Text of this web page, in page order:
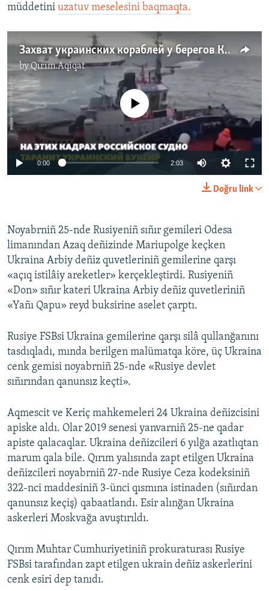
müddetini uzatuv meselesini baqmaqta.
Захват украинских кораблей у берегов Крыма. Как это было (видео)
byQırım.Aqiqat
No media source currently available
0:00 2:03
Doğru link
Noyabrniñ 25-nde Rusiyeniñ sıñır gemileri Odesa
limanından Azaq deñizinde Mariupolge keçken
Ukraina Arbiy deñiz quvetleriniñ gemilerine qarşı
«açıq istilâiy areketler» kerçekleştirdi. Rusiyeniñ
«Don» sıñır kateri Ukraina Arbiy deñiz quvetleriniñ
«Yañı Qapu» reyd buksirine aselet çarptı.
Rusiye FSBsi Ukraina gemilerine qarşı silâ qullanğanını
tasdıqladı, mında berilgen malümatqa köre, üç Ukraina
cenk gemisi noyabrniñ 25-nde «Rusiye devlet
sıñırından qanunsız keçti».
Aqmescit ve Keriç mahkemeleri 24 Ukraina deñizcisini
apiske aldı. Olar 2019 senesi yanvarniñ 25-ne qadar
apiste qalacaqlar. Ukraina deñizcileri 6 yılğa azatlıqtan
marum qala bile. Qırım yalısında zapt etilgen Ukraina
deñizcileri noyabrniñ 27-nde Rusiye Ceza kodeksiniñ
322-nci maddesiniñ 3-ünci qısmına istinaden (sıñırdan
qanunsız keçiş) qabaatlandı. Esir alınğan Ukraina
askerleri Moskvağa avuştırıldı.
Qırım Muhtar Cumhuriyetiniñ prokuraturası Rusiye
FSBsi tarafından zapt etilgen ukrain deñiz askerlerini
cenk esiri dep tanıdı.